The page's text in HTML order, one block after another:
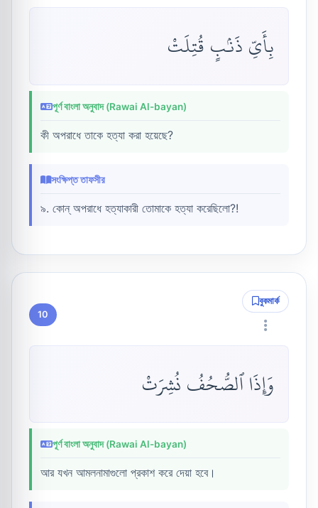
بِأَىِّ ذَنۢبٍ قُتِلَتْ
পূর্ণ বাংলা অনুবাদ (Rawai Al-bayan)
কী অপরাধে তাকে হত্যা করা হয়েছে?
সংক্ষিপ্ত তাফসীর
৯. কোন্ অপরাধে হত্যাকারী তোমাকে হত্যা করেছিলো?!
10
বুকমার্ক
وَإِذَا ٱلصُّحُفُ نُشِرَتْ
পূর্ণ বাংলা অনুবাদ (Rawai Al-bayan)
আর যখন আমলনামাগুলো প্রকাশ করে দেয়া হবে।